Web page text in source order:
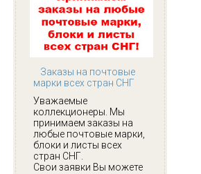
Заказы на почтовые
марки всех стран СНГ
Уважаемые
коллекционеры. Мы
принимаем заказы на
любые почтовые марки,
блоки и листы всех
стран СНГ.
Свои заявки Вы можете